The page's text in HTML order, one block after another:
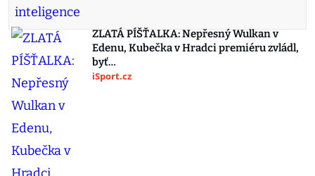
ZLATÁ PÍŠŤALKA: Nepřesný Wulkan v
Edenu, Kubečka v Hradci premiéru zvládl,
byť…
iSport.cz